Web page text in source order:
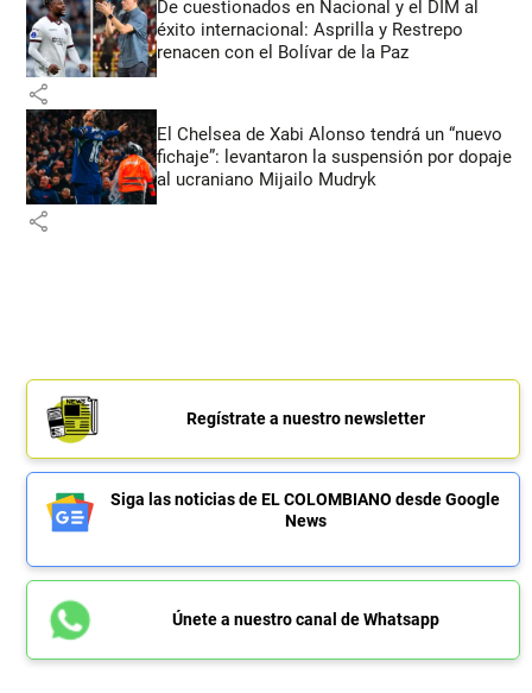
De cuestionados en Nacional y el DIM al
éxito internacional: Asprilla y Restrepo
renacen con el Bolívar de la Paz
share
El Chelsea de Xabi Alonso tendrá un “nuevo
fichaje”: levantaron la suspensión por dopaje
al ucraniano Mijailo Mudryk
share
Regístrate a nuestro newsletter
Siga las noticias de EL COLOMBIANO desde Google
News
Únete a nuestro canal de Whatsapp